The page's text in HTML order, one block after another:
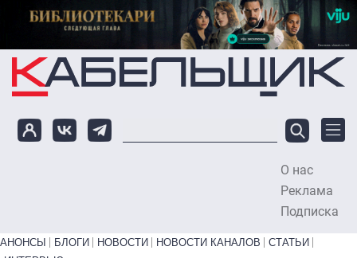
Перейти к основному содержанию
О нас
Реклама
Подписка
Primary links bottom
АНОНСЫ БЛОГИ НОВОСТИ НОВОСТИ КАНАЛОВ
СТАТЬИ